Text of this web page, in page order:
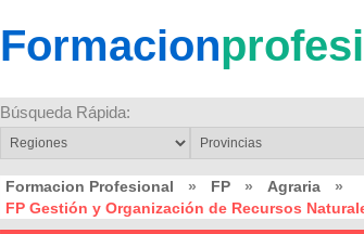
Formacion
Búsqueda Rápida:
Formacion Profesional » FP » Agraria
»
FP Gestión y Organización de Recursos